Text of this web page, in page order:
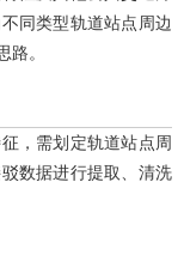
同类型轨道站点周边
。
，需划定轨道站点周
数据进行提取、清洗